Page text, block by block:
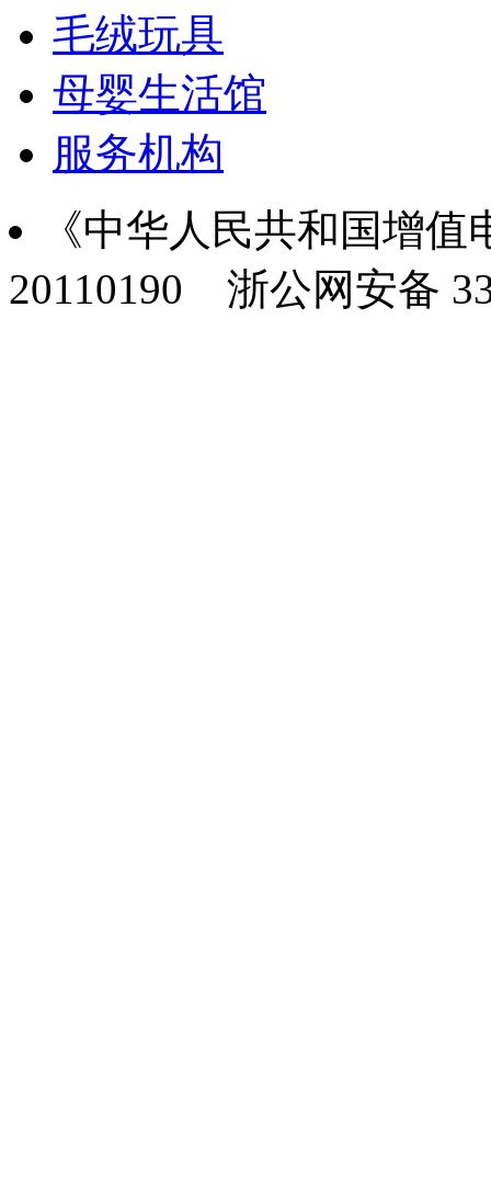
毛绒玩具
母婴生活馆
服务机构
《中华人民共和国增
20110190 浙公网安备